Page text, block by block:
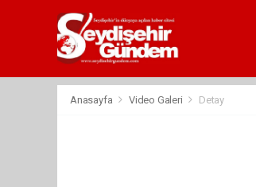
Anasayfa Video Galeri Detay